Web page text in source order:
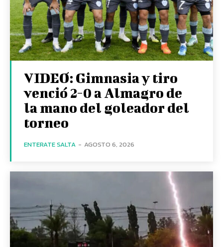
VIDEO: Gimnasia y tiro
venció 2-0 a Almagro de
la mano del goleador del
torneo
ENTERATE SALTA - AGOSTO 6, 2026